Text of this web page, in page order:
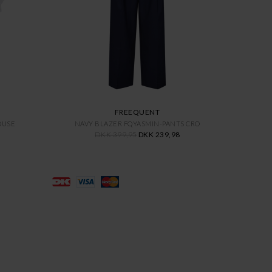
FREEQUENT
NAVY BLAZER FQYASMIN-PANTS CRO
DKK 399,95 DKK 239,98